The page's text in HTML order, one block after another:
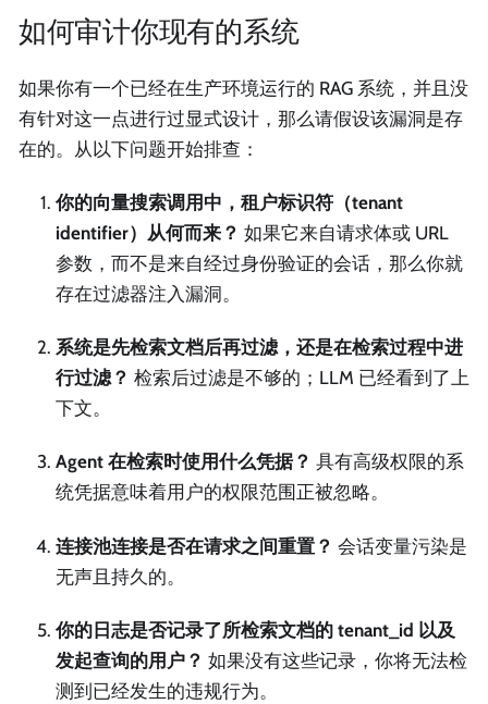
如何审计你现有的系统
如果你有一个已经在生产环境运行的 RAG 系统，并且没
有针对这一点进行过显式设计，那么请假设该漏洞是存
在的。从以下问题开始排查：
你的向量搜索调用中，租户标识符（tenant
identifier）从何而来？ 如果它来自请求体或 URL
参数，而不是来自经过身份验证的会话，那么你就
存在过滤器注入漏洞。
系统是先检索文档后再过滤，还是在检索过程中进
行过滤？ 检索后过滤是不够的；LLM 已经看到了上
下文。
Agent 在检索时使用什么凭据？ 具有高级权限的系
统凭据意味着用户的权限范围正被忽略。
连接池连接是否在请求之间重置？ 会话变量污染是
无声且持久的。
你的日志是否记录了所检索文档的 tenant_id 以及
发起查询的用户？ 如果没有这些记录，你将无法检
测到已经发生的违规行为。